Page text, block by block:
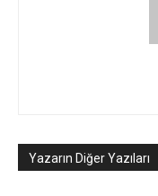
Yazarın Diğer Yazıları